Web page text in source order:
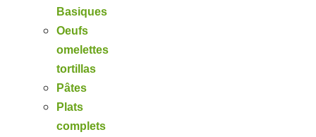
Basiques
Oeufs
omelettes
tortillas
Pâtes
Plats
complets